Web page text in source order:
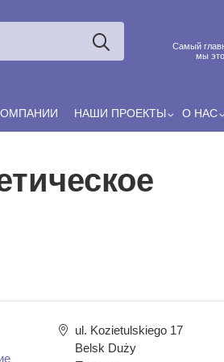
Самый
мы
НАШИ ПРОЕКТЫ О НАС
ul. Kozietulskiego 17
Belsk Duży